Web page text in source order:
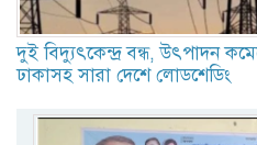
দুই বিদ্যুৎকেন্দ্র বন্ধ, উৎপাদন
ঢাকাসহ সারা দেশে লোডশেডিং